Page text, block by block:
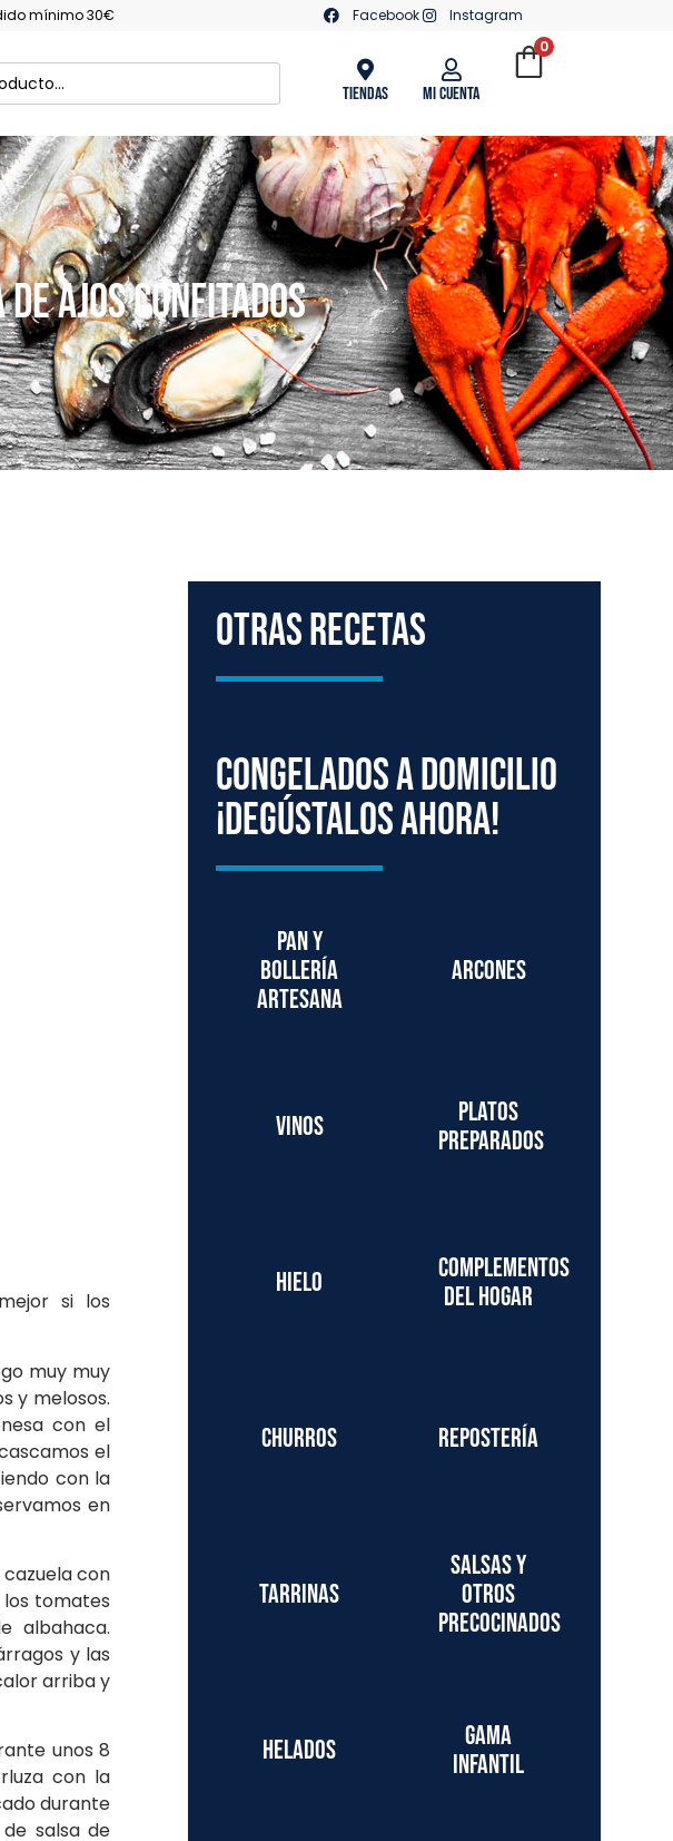
mínimo 30€ Facebook Instagram
Tiendas Mi Cuenta
0
AJOS CONFITADOS
si los
muy muy
y melosos.
con el
el
con la
en
con
tomates
albahaca.
y las
arriba y
unos 8
con la
durante
salsa de
Otras Recetas
Congelados a domicilio
¡degústalos ahora!
Pan y
bollería
artesana
Arcones
Vinos
Platos
preparados
Hielo
Complementos
del hogar
Churros Repostería
Tarrinas
Salsas y
otros
precocinados
Helados
Gama
infantil